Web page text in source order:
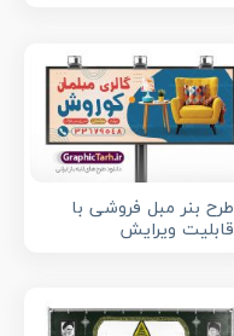
طرح بنر مبل فروشی با
قابلیت ویرایش